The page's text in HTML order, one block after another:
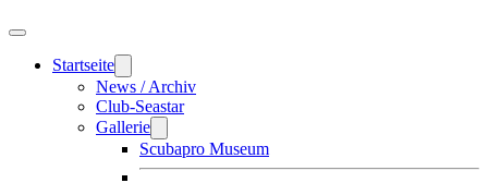
Startseite
News / Archiv
Club-Seastar
Gallerie
Scubapro Museum